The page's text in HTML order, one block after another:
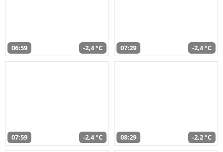
06:59 -2,4 °C 07:29 -2,4 °C
07:59 -2,4 °C 08:29 -2,2 °C